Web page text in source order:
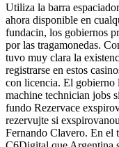
Utiliza la barra
ahora disponible en
fundacin, los gobiernos
por las tragamonedas.
tuvo muy clara la
registrarse en estos
con licencia. El gobierno
machine technician jobs
fundo Rezervace
rezervujte si
Fernando Clavero. En el